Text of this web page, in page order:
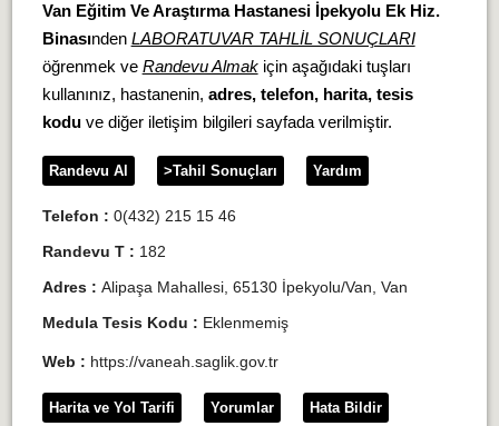
Van Eğitim Ve Araştırma Hastanesi İpekyolu Ek Hiz.
Binasınden LABORATUVAR TAHLİL SONUÇLARI
öğrenmek ve Randevu Almakiçin aşağıdaki tuşları
kullanınız, hastanenin, adres, telefon, harita, tesis
koduve diğer iletişim bilgileri sayfada verilmiştir.
Randevu Al >Tahil Sonuçları Yardım
Telefon : 0(432) 215 15 46
Randevu T : 182
Adres : Alipaşa Mahallesi, 65130 İpekyolu/Van, Van
Medula Tesis Kodu : Eklenmemiş
Web : https://vaneah.saglik.gov.tr
Harita ve Yol Tarifi Yorumlar Hata Bildir